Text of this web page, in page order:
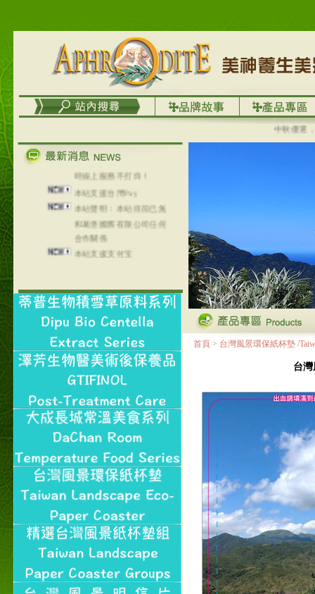
中秋優選，大
在外租屋者、居住處無管
理員、不方便在工作地點
取件者，歡迎多多使用
【郵局i郵箱】的服務喔～
【i郵箱】設立的地點，請
進入內頁連結～
Line@aphrodite2020 24小
時線上服務不打烊！
本站支援台灣Pay
本站聲明：本站目前已無
和葛堡國際有限公司任何
合作關係
本站支援支付宝
2017年1月1日起，中国大
首頁 > 台灣風景環保紙杯墊 /
台灣